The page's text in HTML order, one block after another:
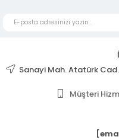
Sanayi Mah. Atatürk Cad.
Müşteri